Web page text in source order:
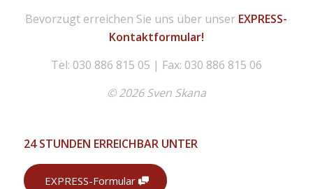
Bevorzugt erreichen Sie uns über unser EXPRESS-
Kontaktformular!
Tel: 030 886 815 05 | Fax: 030 886 815 06
© 2026 Sven Skana
24 STUNDEN ERREICHBAR UNTER
EXPRESS-Formular